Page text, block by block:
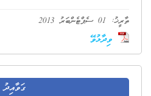
ތާރީޚު: 01 ސެޕްޓެންބަރު 2013
ވިދާޅުވޭ
ގަވާއިދު